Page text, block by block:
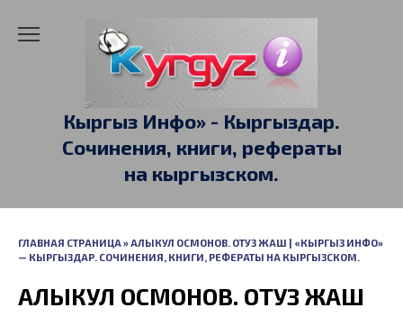
Кыргыз Инфо» - Кыргыздар.
Сочинения, книги, рефераты
на кыргызском.
ГЛАВНАЯ СТРАНИЦА»АЛЫКУЛ ОСМОНОВ. ОТУЗ ЖАШ | «КЫРГЫЗ ИНФО»
— КЫРГЫЗДАР. СОЧИНЕНИЯ, КНИГИ, РЕФЕРАТЫ НА КЫРГЫЗСКОМ.
АЛЫКУЛ ОСМОНОВ. ОТУЗ ЖАШ